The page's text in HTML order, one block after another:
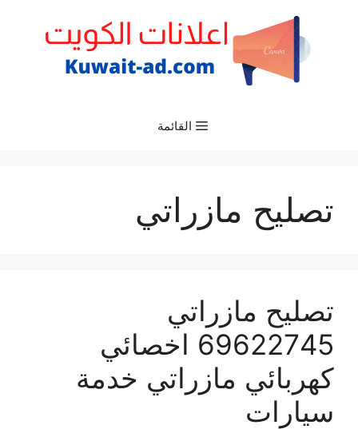
القائمة
تصليح مازراتي
تصليح مازراتي
69622745 اخصائي
كهربائي مازراتي خدمة
سيارات